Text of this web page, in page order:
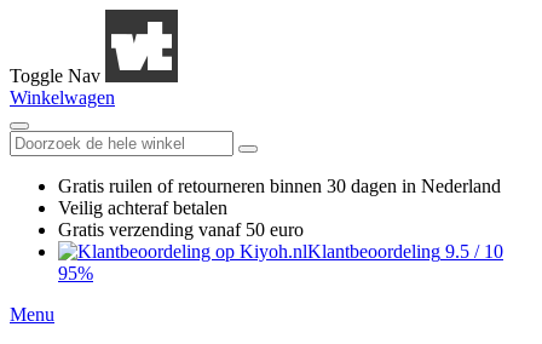
Toggle Nav
Winkelwagen
Gratis ruilen of retourneren binnen 30 dagen in Nederland
Veilig achteraf betalen
Gratis verzending vanaf 50 euro
Klantbeoordeling 9.5 / 10
95%
Menu